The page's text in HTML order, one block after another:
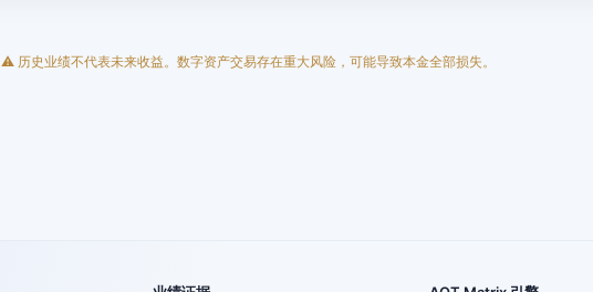
⚠ 历史业绩不代表未来收益。数字资产交易存在重大风险，可能导致本金全部损失。